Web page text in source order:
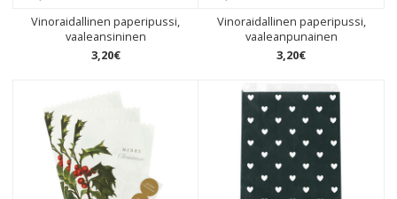
Vinoraidallinen paperipussi,
vaaleansininen
3,20€
Vinoraidallinen paperipussi,
vaaleanpunainen
3,20€